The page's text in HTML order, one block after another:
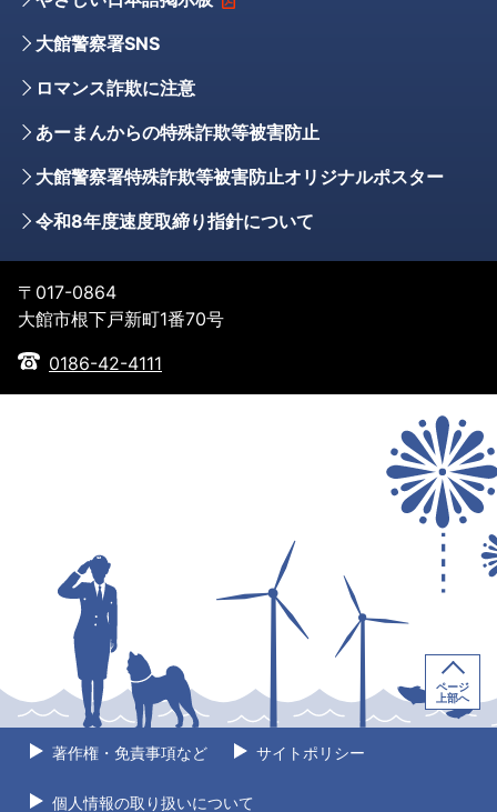
大館警察署SNS
ロマンス詐欺に注意
あーまんからの特殊詐欺等被害防止
大館警察署特殊詐欺等被害防止オリジナルポスター
令和8年度速度取締り指針について
〒017-0864
大館市根下戸新町1番70号
0186-42-4111
著作権・免責事項など サイトポリシー
個人情報の取り扱いについて
ページ
上部へ